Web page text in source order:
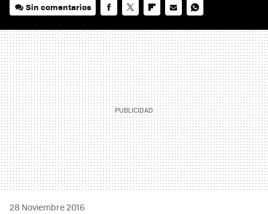
Sin comentarios
MAIL
28 Noviembre 2016